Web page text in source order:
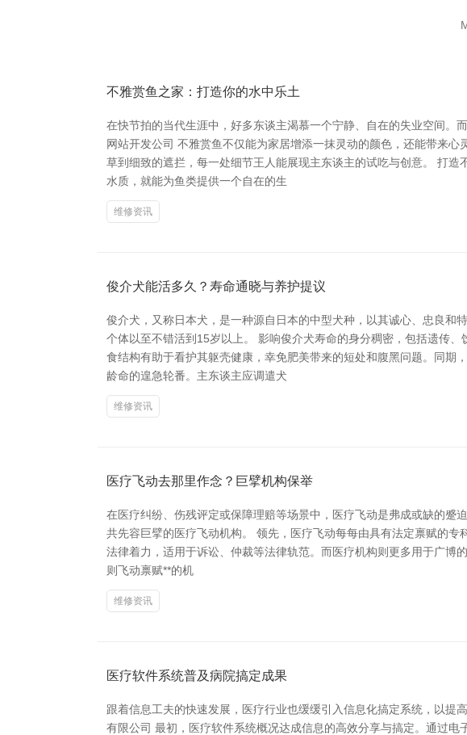
不雅赏鱼之家：打造你的水中乐土
在快节拍的当代生涯中，好多东谈主渴慕一个宁静、自在的失业空间。
网站开发公司 不雅赏鱼不仅能为家居增添一抹灵动的颜色，还能带来
草到细致的遮拦，每一处细节王人能展现主东谈主的试吃与创意。 打
水质，就能为鱼类提供一个自在的生
维修资讯
俊介犬能活多久？寿命通晓与养护提议
俊介犬，又称日本犬，是一种源自日本的中型犬种，以其诚心、忠良和
个体以至不错活到15岁以上。 影响俊介犬寿命的身分稠密，包括遗传
食结构有助于看护其躯壳健康，幸免肥美带来的短处和腹黑问题。同
龄命的遑急轮番。主东谈主应调遣犬
维修资讯
医疗飞动去那里作念？巨擘机构保举
在医疗纠纷、伤残评定或保障理赔等场景中，医疗飞动是弗成或缺的蹙
共先容巨擘的医疗飞动机构。 领先，医疗飞动每每由具有法定禀赋的
法律着力，适用于诉讼、仲裁等法律轨范。而医疗机构则更多用于广博
则飞动禀赋**的机
维修资讯
医疗软件系统普及病院搞定成果
跟着信息工夫的快速发展，医疗行业也缓缓引入信息化搞定系统，以
有限公司 最初，医疗软件系统概况达成信息的高效分享与搞定。通过